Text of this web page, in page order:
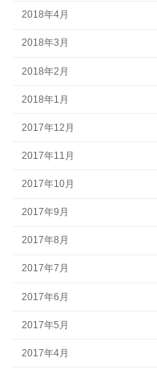
2018年4月
2018年3月
2018年2月
2018年1月
2017年12月
2017年11月
2017年10月
2017年9月
2017年8月
2017年7月
2017年6月
2017年5月
2017年4月